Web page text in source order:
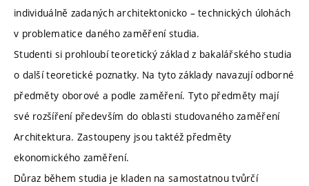
individuálně zadaných architektonicko – technických úlohách
v problematice daného zaměření studia.
Studenti si prohloubí teoretický základ z bakalářského studia
o další teoretické poznatky. Na tyto základy navazují odborné
předměty oborové a podle zaměření. Tyto předměty mají
své rozšíření především do oblasti studovaného zaměření
Architektura. Zastoupeny jsou taktéž předměty
ekonomického zaměření.
Důraz během studia je kladen na samostatnou tvůrčí